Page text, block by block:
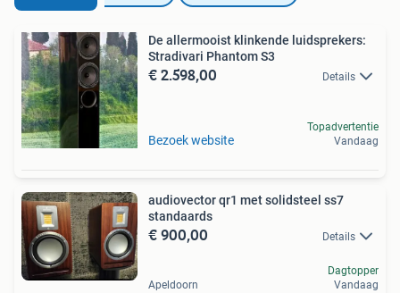
De allermooist klinkende luidsprekers:
Stradivari Phantom S3
€ 2.598,00 Details
Bezoek website
Topadvertentie
Vandaag
audiovector qr1 met solidsteel ss7
standaards
€ 900,00 Details
Apeldoorn
Dagtopper
Vandaag